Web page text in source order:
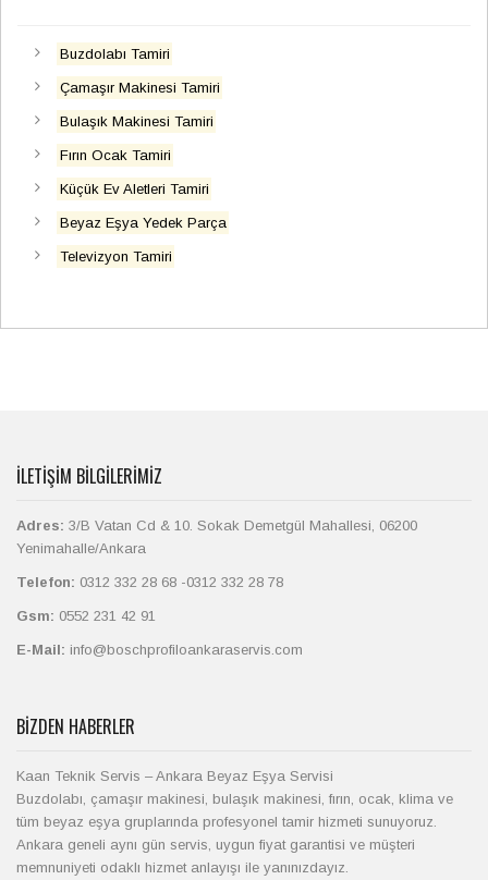
Buzdolabı Tamiri
Çamaşır Makinesi Tamiri
Bulaşık Makinesi Tamiri
Fırın Ocak Tamiri
Küçük Ev Aletleri Tamiri
Beyaz Eşya Yedek Parça
Televizyon Tamiri
İLETIŞIM BILGILERIMIZ
Adres: 3/B Vatan Cd & 10. Sokak Demetgül Mahallesi, 06200
Yenimahalle/Ankara
Telefon: 0312 332 28 68 -0312 332 28 78
Gsm: 0552 231 42 91
E-Mail: info@boschprofiloankaraservis.com
BIZDEN HABERLER
Kaan Teknik Servis – Ankara Beyaz Eşya Servisi
Buzdolabı, çamaşır makinesi, bulaşık makinesi, fırın, ocak, klima ve
tüm beyaz eşya gruplarında profesyonel tamir hizmeti sunuyoruz.
Ankara geneli aynı gün servis, uygun fiyat garantisi ve müşteri
memnuniyeti odaklı hizmet anlayışı ile yanınızdayız.